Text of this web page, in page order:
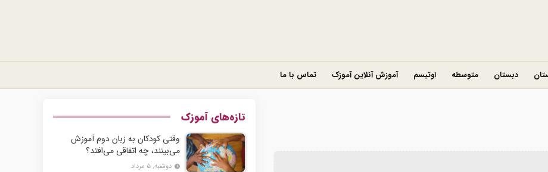
دبستان متوسطه اوتیسم آموزش آنلاین آموزک تماس با ما
تازه‌های آموزک
وقتی کودکان به زبان دوم آموزش
می‌بینند، چه اتفاقی می‌افتد؟
دوشنبه, ۵ مرداد